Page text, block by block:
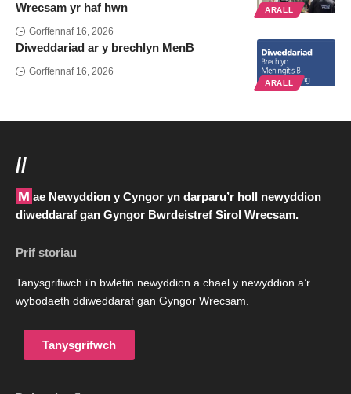
ARALL
Wrecsam yr haf hwn
Gorffennaf 16, 2026
ARALL
Diweddariad ar y brechlyn MenB
Gorffennaf 16, 2026
//
Mae Newyddion y Cyngor yn darparu’r holl newyddion
diweddaraf gan Gyngor Bwrdeistref Sirol Wrecsam.
Prif storiau
Tanysgrifiwch i’n bwletin newyddion a chael y newyddion a’r
wybodaeth ddiweddaraf gan Gyngor Wrecsam.
Tanysgrifwch